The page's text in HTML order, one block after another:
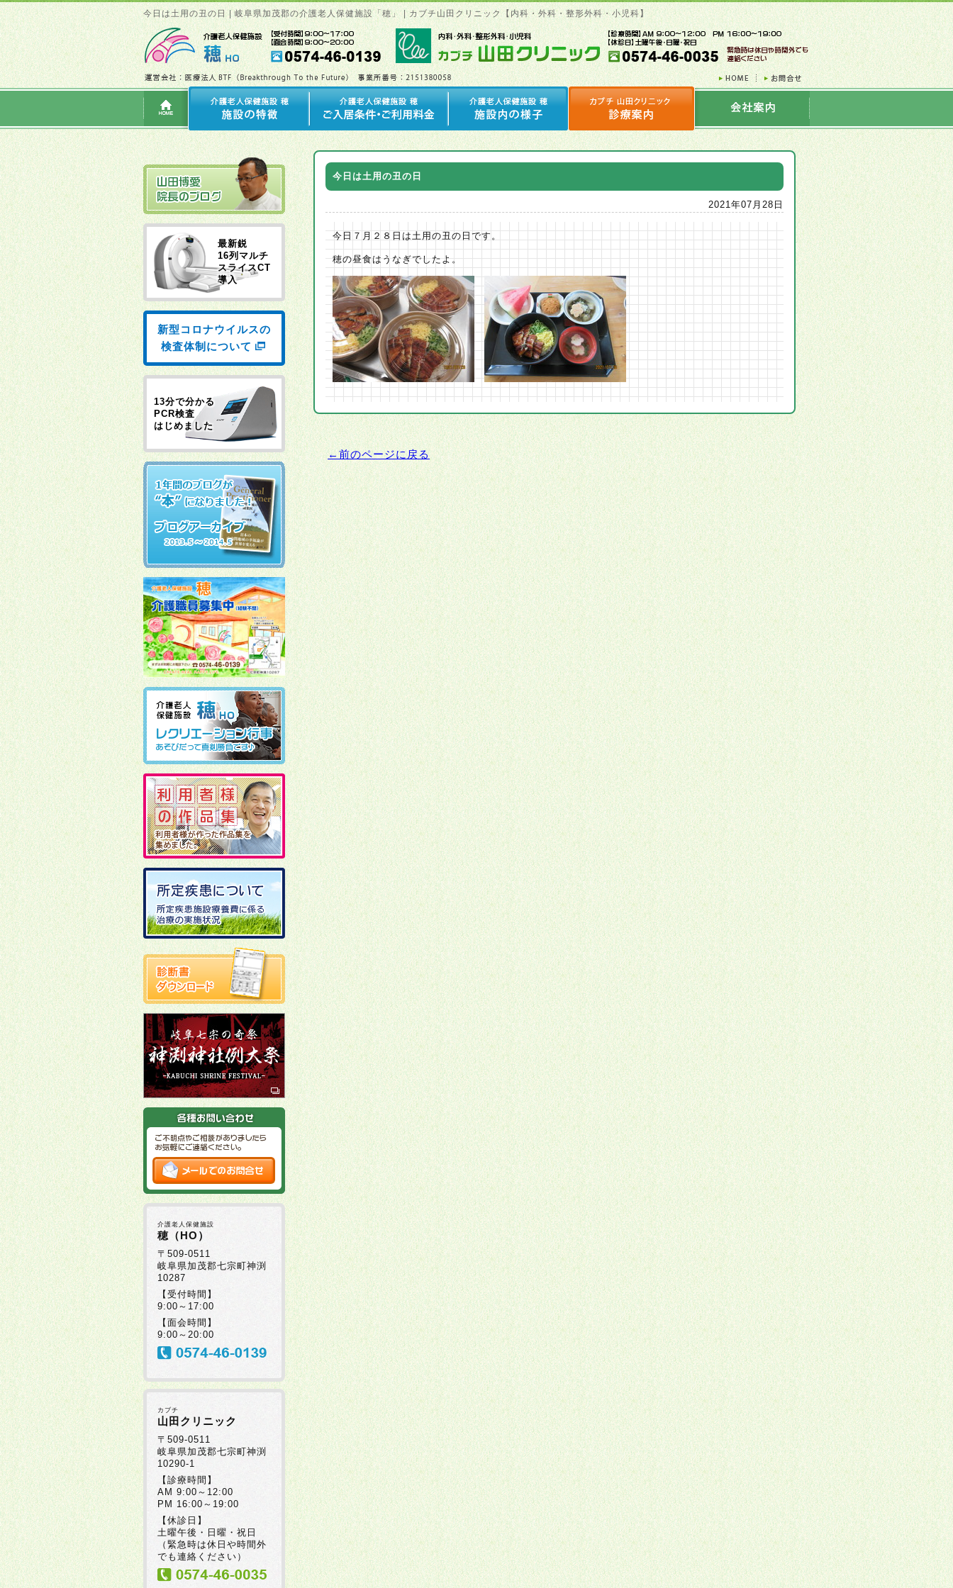
今日は土用の丑の日 | 岐阜県加茂郡の介護老人保健施設「穂」 | カブチ山田クリニック【内科・外科・整形外科・小児科】
今日は土用の丑の日
2021年07月28日
今日７月２８日は土用の丑の日です。
穂の昼食はうなぎでしたよ。
←前のページに戻る
最新鋭
16列マルチ
スライスCT
導入
新型コロナウイルスの
検査体制について
13分で分かる
PCR検査
はじめました
介護老人保健施設
穂（HO）
〒509-0511
岐阜県加茂郡七宗町神渕
10287
【受付時間】
9:00～17:00
【面会時間】
9:00～20:00
カブチ
山田クリニック
〒509-0511
岐阜県加茂郡七宗町神渕
10290-1
【診療時間】
AM 9:00～12:00
PM 16:00～19:00
【休診日】
土曜午後・日曜・祝日
（緊急時は休日や時間外
でも連絡ください）